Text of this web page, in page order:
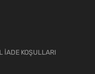
İADE KOŞULLARI